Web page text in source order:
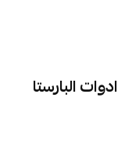
ادوات البارستا